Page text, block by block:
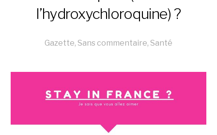
l’hydroxychloroquine) ?
Gazette, Sans commentaire, Santé